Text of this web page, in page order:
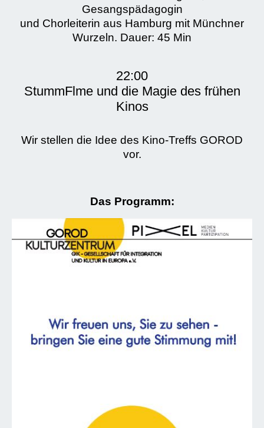
Gesangspädagogin
und Chorleiterin aus Hamburg mit Münchner
Wurzeln. Dauer: 45 Min
22:00
StummFlme und die Magie des frühen
Kinos
Wir stellen die Idee des Kino-Treffs GOROD
vor.
Das Programm: